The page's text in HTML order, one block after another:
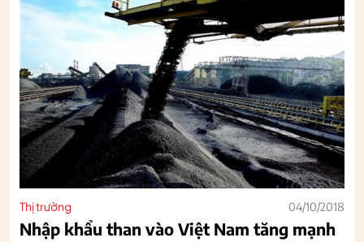
Thị trường 04/10/2018
Nhập khẩu than vào Việt Nam tăng mạnh